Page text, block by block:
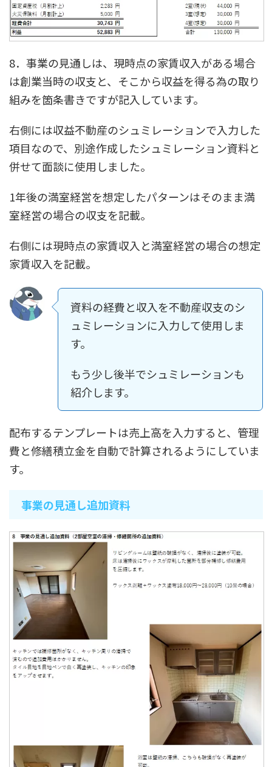
8．事業の見通しは、現時点の家賃収入がある場合
は創業当時の収支と、そこから収益を得る為の取り
組みを箇条書きですが記入しています。
右側には収益不動産のシュミレーションで入力した
項目なので、別途作成したシュミレーション資料と
併せて面談に使用しました。
1年後の満室経営を想定したパターンはそのまま満
室経営の場合の収支を記載。
右側には現時点の家賃収入と満室経営の場合の想定
家賃収入を記載。
資料の経費と収入を不動産収支のシ
ュミレーションに入力して使用しま
す。
もう少し後半でシュミレーションも
紹介します。
配布するテンプレートは売上高を入力すると、管理
費と修繕積立金を自動で計算されるようにしていま
す。
事業の見通し追加資料